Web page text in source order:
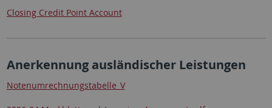
Closing Credit Point Account
Anerkennung ausländischer Leistungen
Notenumrechnungstabelle_V